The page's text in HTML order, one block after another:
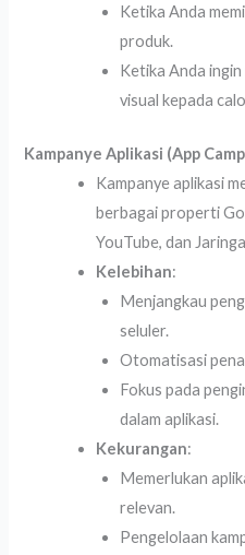
Ketika Anda
produk.
Ketika Anda
visual kepada
Kampanye Aplikasi (App
Kampanye aplikasi
berbagai properti
YouTube, dan
Kelebihan:
Menjangkau
seluler.
Otomatisasi
Fokus pada
dalam aplikasi.
Kekurangan:
Memerlukan
relevan.
Pengelolaan